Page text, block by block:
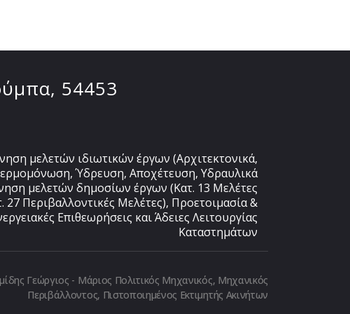
54453
μελετών ιδιωτικών έργων (Αρχιτεκτονικά,
Ύδρευση, Αποχέτευση, Υδραυλικά
μελετών δημοσίων έργων (Κατ. 13 Μελέτες
Περιβαλλοντικές Μελέτες), Προετοιμασία &
Επιθεωρήσεις και Άδειες Λειτουργίας
Καταστημάτων
Γεώργιος - Μάριος Πολιτικός Μηχανικός, Μηχανικός
Περιβάλλοντος, Πιστοποιημένος Εκτιμητής Ακινήτων